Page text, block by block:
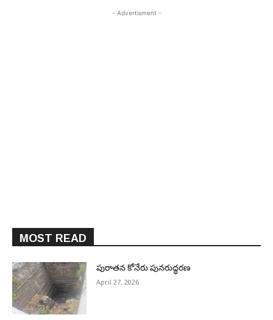
- Advertisment -
MOST READ
పురాత‌న కోనేరు పున‌రుద్ధ‌ర‌ణ
April 27, 2026